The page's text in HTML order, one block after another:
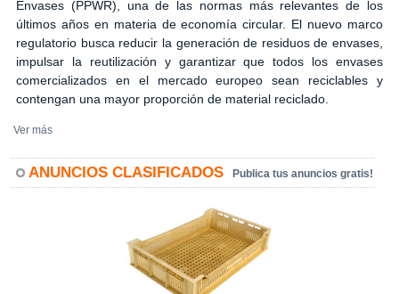
Envases (PPWR), una de las normas más relevantes de los
últimos años en materia de economía circular. El nuevo marco
regulatorio busca reducir la generación de residuos de envases,
impulsar la reutilización y garantizar que todos los envases
comercializados en el mercado europeo sean reciclables y
contengan una mayor proporción de material reciclado.
Ver más
ANUNCIOS CLASIFICADOS Publica tus anuncios gratis!